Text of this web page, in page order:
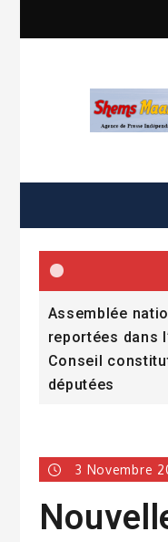
Assemblée
reportées dans
Conseil
députées
3 Novembre